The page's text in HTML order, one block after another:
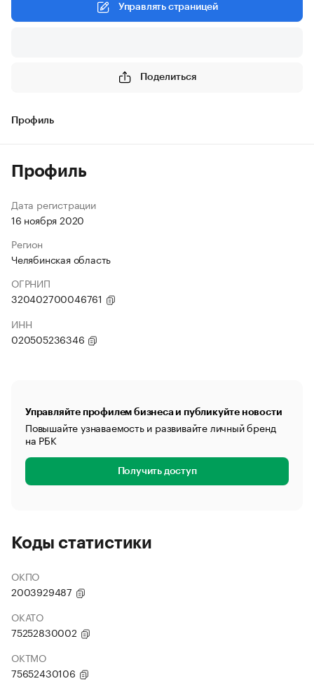
Управлять страницей
Поделиться
Профиль
Профиль
Дата регистрации
16 ноября 2020
Регион
Челябинская область
ОГРНИП
320402700046761
ИНН
020505236346
Управляйте профилем бизнеса и публикуйте новости
Повышайте узнаваемость и развивайте личный бренд
на РБК
Получить доступ
Коды статистики
ОКПО
2003929487
ОКАТО
75252830002
ОКТМО
75652430106